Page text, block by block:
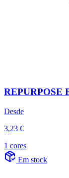
REPURPOSE
Desde
3,23 €
1 cores
Em stock